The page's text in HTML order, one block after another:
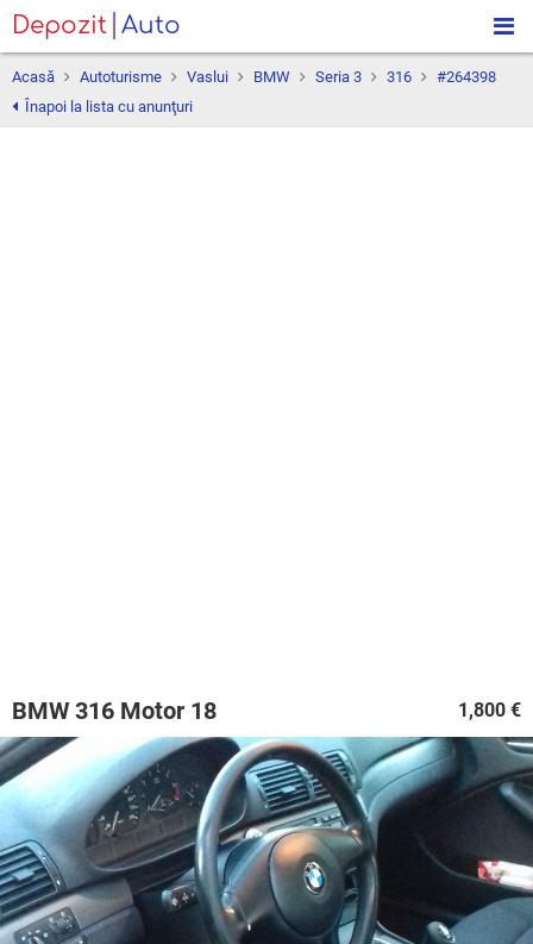
Depozit Auto
Acasă Autoturisme Vaslui BMW Seria 3 316
#264398
Înapoi la lista cu anunţuri
1,800 €
BMW 316 Motor 18